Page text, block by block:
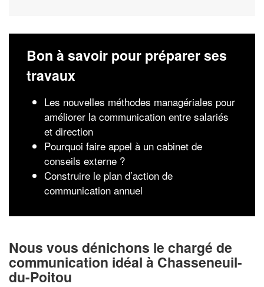
Bon à savoir pour préparer ses
travaux
Les nouvelles méthodes managériales pour
améliorer la communication entre salariés
et direction
Pourquoi faire appel à un cabinet de
conseils externe ?
Construire le plan d’action de
communication annuel
Nous vous dénichons le chargé de
communication idéal à Chasseneuil-
du-Poitou